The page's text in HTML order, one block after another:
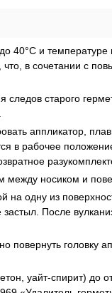
40°C и
в сочетании с
старого
аппликатор,
между носиком и
на одну из
После
головку
уайт-​спирит) до